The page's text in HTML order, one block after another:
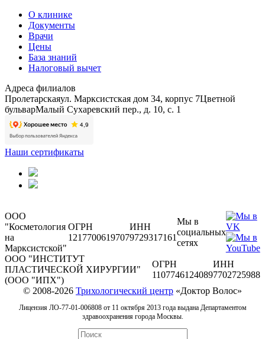
О клинике
Документы
Врачи
Цены
База знаний
Налоговый вычет
Адреса филиалов
Пролетарскаяул. Марксистская дом 34, корпус 7Цветной
бульварМалый Сухаревский пер., д. 10, с. 1
Наши сертификаты
ООО
"Косметология
на
Марксистской"
ОГРН
1217700619707
ИНН
9729317161
Мы в
социальных
сетях
ООО "ИНСТИТУТ
ПЛАСТИЧЕСКОЙ ХИРУРГИИ"
(ООО "ИПХ")
ОГРН
1107746124089
ИНН
7702725988
© 2008-2026 Трихологический центр «Доктор Волос»
Лицензия ЛО-77-01-006808 от 11 октября 2013 года выдана Департаментом
здравоохранения города Москвы.